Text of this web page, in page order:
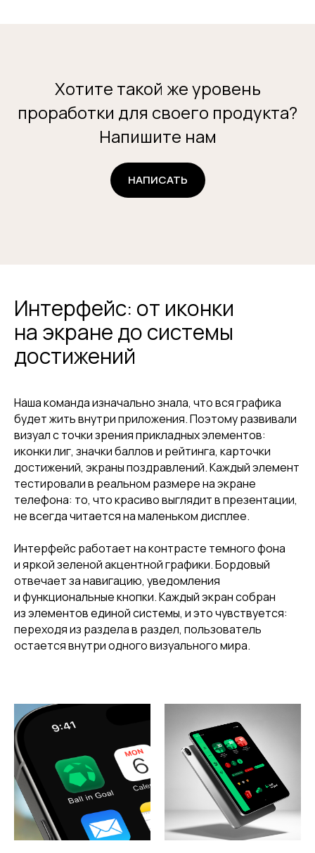
Хотите такой же уровень
проработки для своего продукта?
Напишите нам
НАПИСАТЬ
Интерфейс: от иконки
на экране до системы
достижений
Наша команда изначально знала, что вся графика
будет жить внутри приложения. Поэтому развивали
визуал с точки зрения прикладных элементов:
иконки лиг, значки баллов и рейтинга, карточки
достижений, экраны поздравлений. Каждый элемент
тестировали в реальном размере на экране
телефона: то, что красиво выглядит в презентации,
не всегда читается на маленьком дисплее.
Интерфейс работает на контрасте темного фона
и яркой зеленой акцентной графики. Бордовый
отвечает за навигацию, уведомления
и функциональные кнопки. Каждый экран собран
из элементов единой системы, и это чувствуется:
переходя из раздела в раздел, пользователь
остается внутри одного визуального мира.